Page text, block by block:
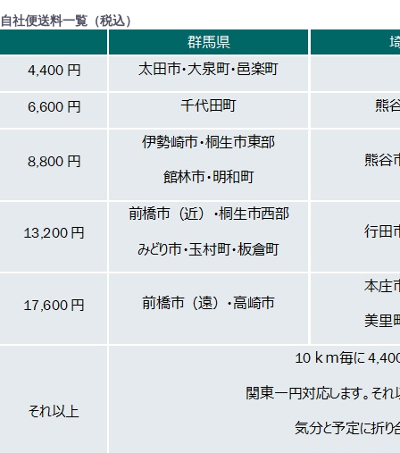
自社便送料一覧（税込）